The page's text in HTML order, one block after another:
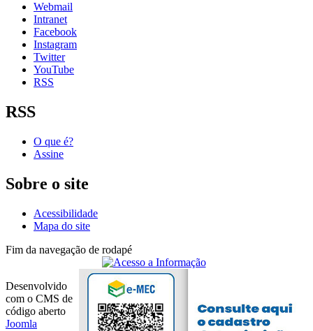
Webmail
Intranet
Facebook
Instagram
Twitter
YouTube
RSS
RSS
O que é?
Assine
Sobre o site
Acessibilidade
Mapa do site
Fim da navegação de rodapé
Desenvolvido
com o CMS de
código aberto
Joomla